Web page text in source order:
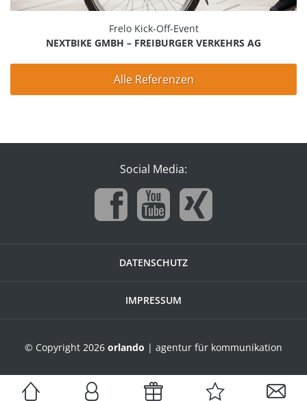
Frelo Kick-Off-Event
NEXTBIKE GMBH – FREIBURGER VERKEHRS AG
Alle Referenzen
Social Media:
DATENSCHUTZ
IMPRESSUM
© Copyright 2026 orlando | agentur für kommunikation